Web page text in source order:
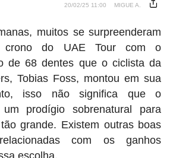
20/02/25 11:00 MIGUE A.
muitos se surpreenderam
crono do UAE Tour com o
de 68 dentes que o ciclista da
Tobias Foss, montou em sua
isso não significa que o
prodígio sobrenatural para
grande. Existem outras boas
com os ganhos
escolha.